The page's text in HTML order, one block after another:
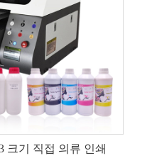
크기 직접 의류 인쇄